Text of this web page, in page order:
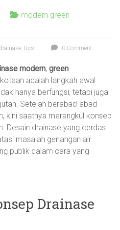
modern green
drainase,tips 0 Comment
modern,green
adalah langkah awal
hanya berfungsi, tetapi juga
Setelah berabad-abad
kini saatnya merangkul konsep
Desain drainase yang cerdas
masalah genangan air
publik dalam cara yang
Drainase